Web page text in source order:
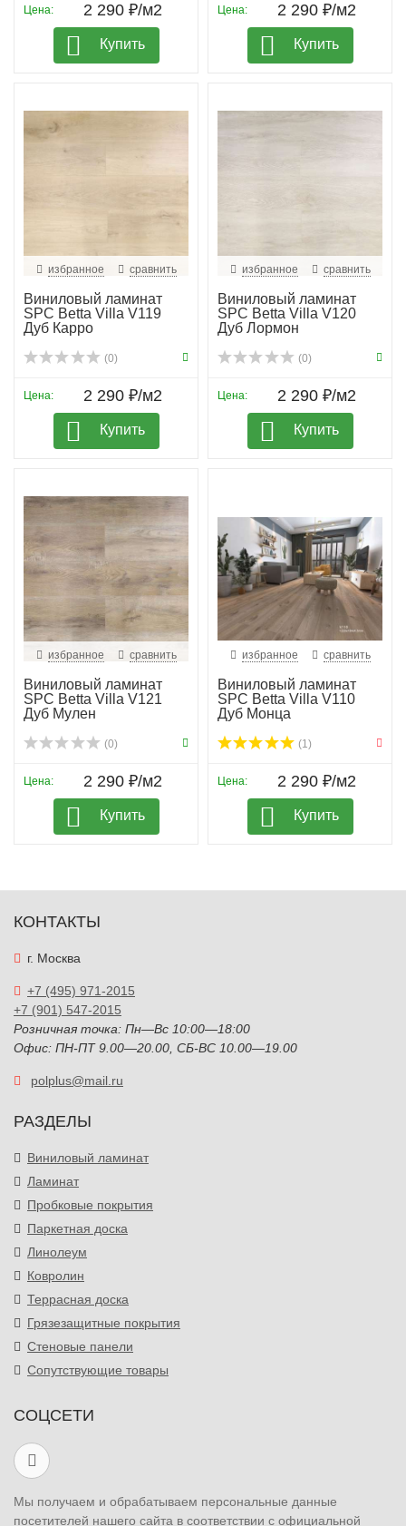
Цена: 2 290 ₽/м2
Купить
Цена: 2 290 ₽/м2
Купить
избранное сравнить
Виниловый ламинат
SPC Betta Villa V119
Дуб Карро
(0)
Цена: 2 290 ₽/м2
Купить
избранное сравнить
Виниловый ламинат
SPC Betta Villa V120
Дуб Лормон
(0)
Цена: 2 290 ₽/м2
Купить
избранное сравнить
Виниловый ламинат
SPC Betta Villa V121
Дуб Мулен
(0)
Цена: 2 290 ₽/м2
Купить
избранное сравнить
Виниловый ламинат
SPC Betta Villa V110
Дуб Монца
(1)
Цена: 2 290 ₽/м2
Купить
КОНТАКТЫ
г. Москва
+7 (495) 971-2015
+7 (901) 547-2015
Розничная точка: Пн—Вс 10:00—18:00
Офис: ПН-ПТ 9.00—20.00, СБ-ВС 10.00—19.00
polplus@mail.ru
РАЗДЕЛЫ
Виниловый ламинат
Ламинат
Пробковые покрытия
Паркетная доска
Линолеум
Ковролин
Террасная доска
Грязезащитные покрытия
Стеновые панели
Сопутствующие товары
СОЦСЕТИ
Мы получаем и обрабатываем персональные данные
посетителей нашего сайта в соответствии с официальной